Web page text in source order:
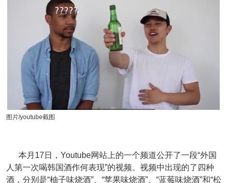
图片/youtube截图
本月17日，Youtube网站上的一个频道公开了一段“外国
人第一次喝韩国酒作何表现”的视频。视频中出现的了四种
酒，分别是“柚子味烧酒”、“苹果味烧酒”、“蓝莓味烧酒”和“松